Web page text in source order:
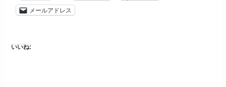
メールアドレス
いいね: